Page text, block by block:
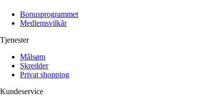
Klær
Reise
Informasjon
Tilbehør
Lukk
Alle artikler
Klær
Reise
Informasjon
Tilbehør
Målsøm
Lukk
Bonusprogrammet
Medlemsvilkår
Tjenester
Målsøm
Skredder
Privat shopping
Kundeservice